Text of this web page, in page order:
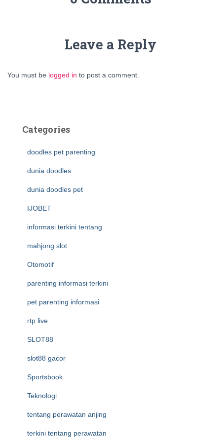
Leave a Reply
You must be logged in to post a comment.
Categories
doodles pet parenting
dunia doodles
dunia doodles pet
IJOBET
informasi terkini tentang
mahjong slot
Otomotif
parenting informasi terkini
pet parenting informasi
rtp live
SLOT88
slot88 gacor
Sportsbook
Teknologi
tentang perawatan anjing
terkini tentang perawatan